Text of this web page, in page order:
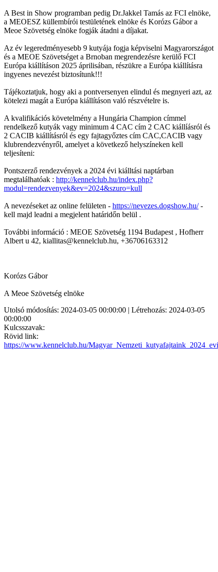
A Best in Show programban pedig Dr.Jakkel Tamás az FCI elnöke,
a MEOESZ küllembírói testületének elnöke és Korózs Gábor a
Meoe Szövetség elnöke fogják átadni a díjakat.
Az év legeredményesebb 9 kutyája fogja képviselni Magyarországot
és a MEOE Szövetséget a Brnoban megrendezésre kerülő FCI
Európa kiállításon 2025 áprilisában, részükre a Európa kiállításra
ingyenes nevezést biztosítunk!!!
Tájékoztatjuk, hogy aki a pontversenyen elindul és megnyeri azt, az
kötelezi magát a Európa kiállításon való részvételre is.
A kvalifikációs követelmény a Hungária Champion címmel
rendelkező kutyák vagy minimum 4 CAC cím 2 CAC kiállíásról és
2 CACIB kiállításról és egy fajtagyőztes cím CAC,CACIB vagy
klubrendezvényről, amelyet a következő helyszíneken kell
teljesíteni:
Pontszerző rendezvények a 2024 évi kiálltási naptárban
megtalálhatóak : http://kennelclub.hu/index.php?
modul=rendezvenyek&ev=2024&szuro=kull
A nevezéseket az online felületen - https://nevezes.dogshow.hu/-
kell majd leadni a megjelent határidőn belül .
További információ : MEOE Szövetség 1194 Budapest , Hofherr
Albert u 42, kiallitas@kennelclub.hu, +36706163312
Korózs Gábor
A Meoe Szövetség elnöke
Utolsó módosítás: 2024-03-05 00:00:00 | Létrehozás: 2024-03-05
00:00:00
Kulcsszavak:
Rövid link:
https://www.kennelclub.hu/